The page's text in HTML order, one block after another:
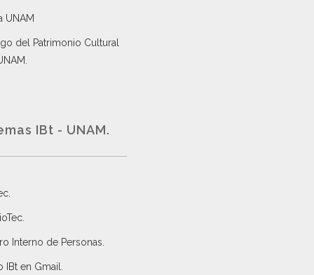
UNAM
del Patrimonio Cultural
IBt - UNAM.
Interno de Personas
IBt en Gmail